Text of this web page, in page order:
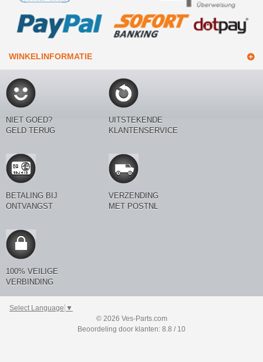
WINKELINFORMATIE
NIET GOED?
GELD TERUG
UITSTEKENDE
KLANTENSERVICE
BETALING BIJ
ONTVANGST
VERZENDING
MET POSTNL
100% VEILIGE
VERBINDING
Select Language ▼
© 2026 Ves-Parts.com
Beoordeling door klanten: 8.8 / 10